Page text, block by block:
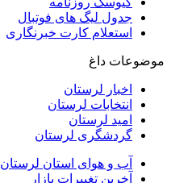
جدول لیگ های فوتبال
استعلام کارت خبرنگاری
موضوعات داغ
اخبار لرستان
انتخابات لرستان
امید لرستان
گردشگری لرستان
آب و هوای استان لرستان
آخرین تغییرات بازار